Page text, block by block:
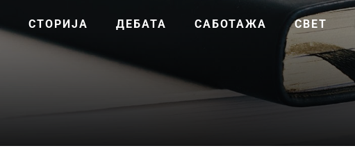
СТОРИЈА ДЕБАТА САБОТАЖА СВЕТ